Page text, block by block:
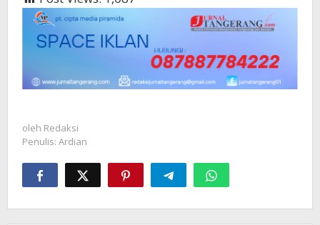
oleh Redaksi
Penulis: Ardian